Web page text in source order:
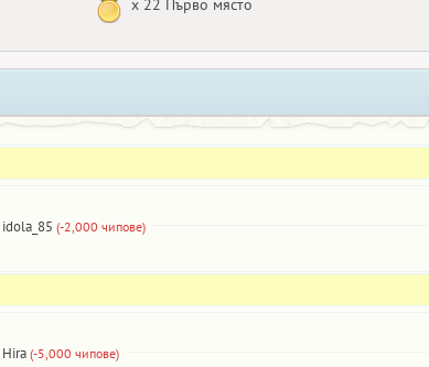
x 22 Първо място
idola_85 (-2,000 чипове)
Hira (-5,000 чипове)